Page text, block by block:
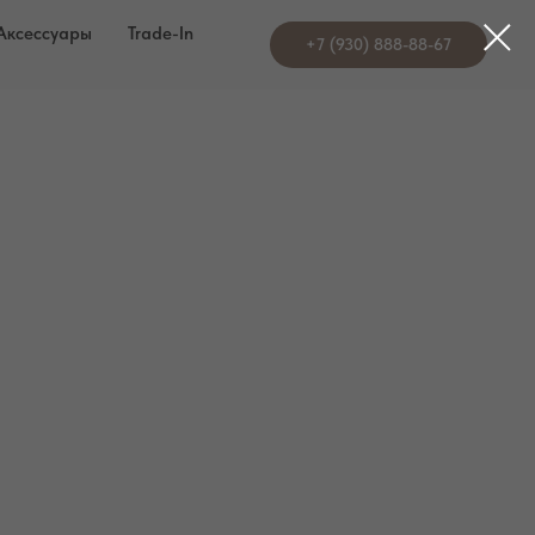
Trade-In
+7 (930) 888-88-67